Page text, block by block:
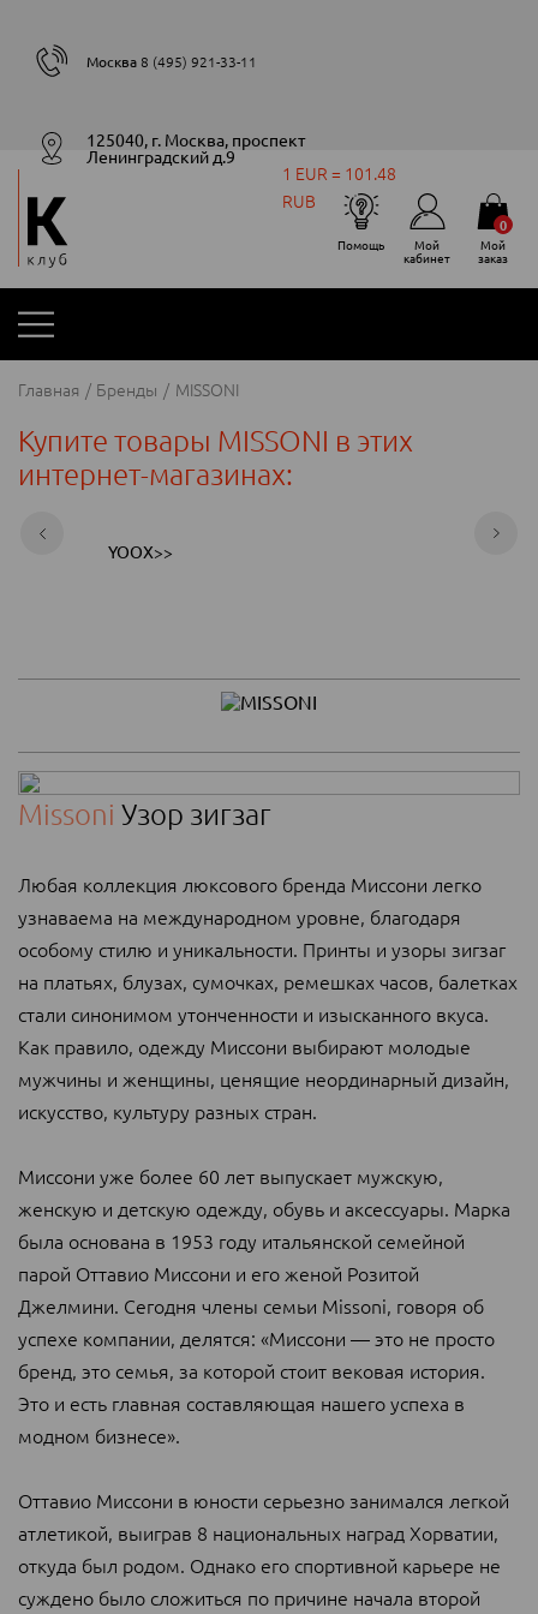
125040, г. Москва, проспект
Ленинградский д.9
Москва 8 (495) 921-33-11
1 EUR = 101.48
RUB
Помощь Мой
кабинет
Мой
заказ
0
Главная Бренды MISSONI
Купите товары MISSONI в этих
интернет-магазинах:
YOOX>>
Missoni Узор зигзаг
Любая коллекция люксового бренда Миссони легко
узнаваема на международном уровне, благодаря
особому стилю и уникальности. Принты и узоры зигзаг
на платьях, блузах, сумочках, ремешках часов, балетках
стали синонимом утонченности и изысканного вкуса.
Как правило, одежду Миссони выбирают молодые
мужчины и женщины, ценящие неординарный дизайн,
искусство, культуру разных стран.
Миссони уже более 60 лет выпускает мужскую,
женскую и детскую одежду, обувь и аксессуары. Марка
была основана в 1953 году итальянской семейной
парой Оттавио Миссони и его женой Розитой
Джелмини. Сегодня члены семьи Missoni, говоря об
успехе компании, делятся: «Миссони — это не просто
бренд, это семья, за которой стоит вековая история.
Это и есть главная составляющая нашего успеха в
модном бизнесе».
Оттавио Миссони в юности серьезно занимался легкой
атлетикой, выиграв 8 национальных наград Хорватии,
откуда был родом. Однако его спортивной карьере не
суждено было сложиться по причине начала второй